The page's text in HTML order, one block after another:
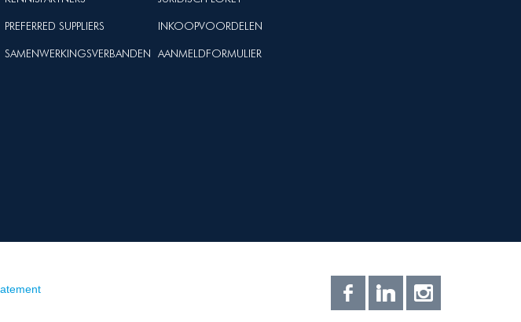
PREFERRED SUPPLIERS
SAMENWERKINGSVERBANDEN
INKOOPVOORDELEN
AANMELDFORMULIER